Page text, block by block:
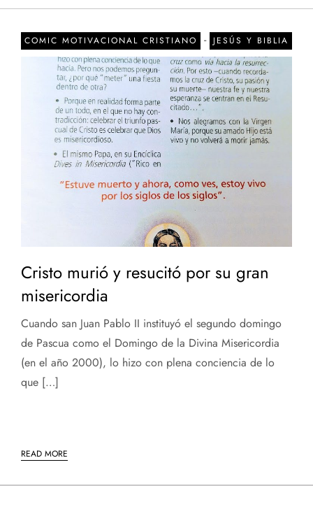
COMIC MOTIVACIONAL CRISTIANO - JESÚS Y BIBLIA
Cristo murió y resucitó por su gran
misericordia
Cuando san Juan Pablo II instituyó el segundo domingo
de Pascua como el Domingo de la Divina Misericordia
(en el año 2000), lo hizo con plena conciencia de lo
que […]
READ MORE